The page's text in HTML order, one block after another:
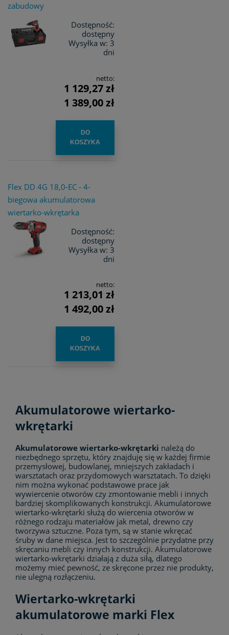
zabudowy
Dostępność:
dostępny
Wysyłka w: 3
dni
netto:
1 129,27 zł
1 389,00 zł
DO
KOSZYKA
Flex DD 4G 18,0-EC - 4-
biegowa akumulatorowa
wiertarko-wkrętarka
Dostępność:
dostępny
Wysyłka w: 3
dni
netto:
1 213,01 zł
1 492,00 zł
DO
KOSZYKA
Akumulatorowe wiertarko-
wkrętarki
Akumulatorowe wiertarko-wkrętarki należą do
niezbędnego sprzętu, który znajduję się w każdej firmie
przemysłowej, budowlanej, mniejszych zakładach i
warsztatach oraz przydomowych warsztatach. To dzięki
nim można wykonać podstawowe prace jak
wywiercenie otworów czy zmontowanie mebli i innych
bardziej skomplikowanych konstrukcji. Akumulatorowe
wiertarko-wkrętarki służą do wiercenia otworów w
różnego rodzaju materiałów jak metal, drewno czy
tworzywa sztuczne. Poza tym, są w stanie wkręcać
śruby w dane miejsca. Jest to szczególnie przydatne przy
skręcaniu mebli czy innych konstrukcji. Akumulatorowe
wiertarko-wkrętarki działają z duża siłą, dlatego
możemy mieć pewność, ze skręcone przez nie produkty,
nie ulegną rozłączeniu.
Wiertarko-wkrętarki
akumulatorowe marki Flex